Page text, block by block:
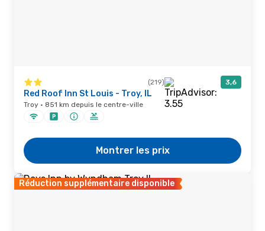
(219) 3,6
Red Roof Inn St Louis - Troy, IL
Troy · 851 km depuis le centre-ville
Montrer les prix
Réduction supplémentaire disponible